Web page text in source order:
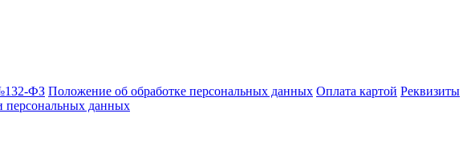
ФЗ Положение об обработке персональных данных Оплата картой Реквизиты
персональных данных